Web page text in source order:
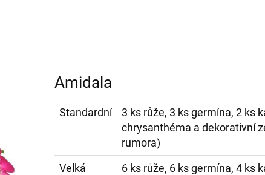
Amidala
Standardní
3 ks růže, 3 ks germína, 2 ks
chrysanthéma a dekorativní
rumora)
Velká
6 ks růže, 6 ks germína, 4 ks